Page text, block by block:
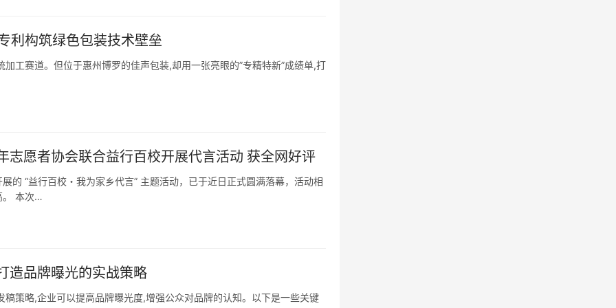
利构筑绿色包装技术壁垒
工赛道。但位于惠州博罗的佳声包装,却用一张亮眼的”专精特新”成绩单,打
志愿者协会联合益行百校开展代言活动 获全网好评
的 “益行百校・我为家乡代言” 主题活动，已于近日正式圆满落幕，活动相
。 本次…
造品牌曝光的实战策略
策略,企业可以提高品牌曝光度,增强公众对品牌的认知。以下是一些关键